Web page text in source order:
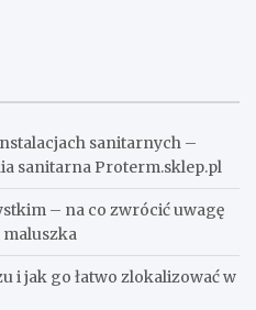
sanitarnych –
sanitarna Proterm.sklep.pl
– na co zwrócić uwagę
i jak go łatwo zlokalizować w